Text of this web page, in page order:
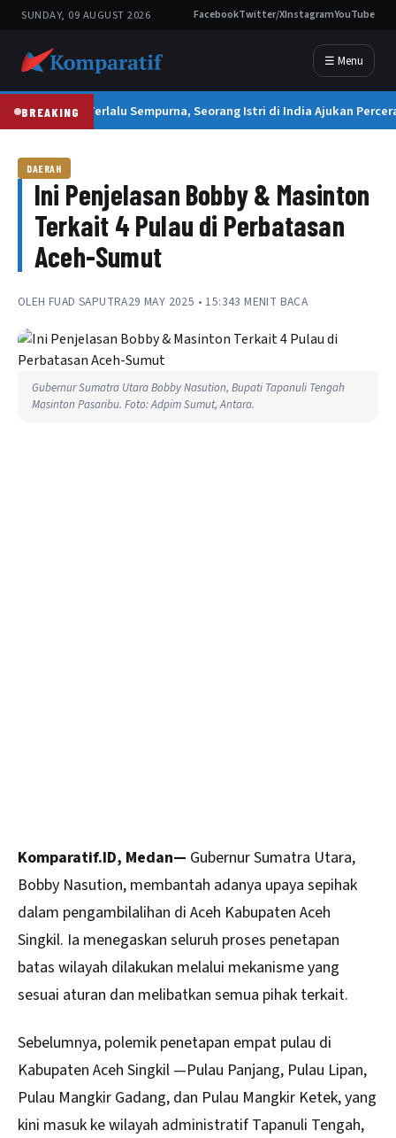
SUNDAY, 09 AUGUST 2026 FacebookTwitter/XInstagramYouTube
☰ Menu
BREAKING
Suami Terlalu Sempurna, Seorang Istri di India Ajukan
DAERAH
Ini Penjelasan Bobby & Masinton
Terkait 4 Pulau di Perbatasan
Aceh-Sumut
OLEH FUAD SAPUTRA29 MAY 2025 • 15:343 MENIT BACA
Gubernur Sumatra Utara Bobby Nasution, Bupati Tapanuli Tengah
Masinton Pasaribu. Foto: Adpim Sumut, Antara.
Komparatif.ID, Medan— GubernurSumatra Utara,
Bobby Nasution, membantah adanya upaya sepihak
dalam pengambilalihan di Aceh Kabupaten Aceh
Singkil. Ia menegaskan seluruh proses penetapan
batas wilayah dilakukan melalui mekanisme yang
sesuai aturan dan melibatkan semua pihak terkait.
Sebelumnya, polemik penetapan empat pulau di
Kabupaten Aceh Singkil —Pulau Panjang, Pulau Lipan,
Pulau Mangkir Gadang, dan Pulau Mangkir Ketek, yang
kini masuk ke wilayah administratif Tapanuli Tengah,